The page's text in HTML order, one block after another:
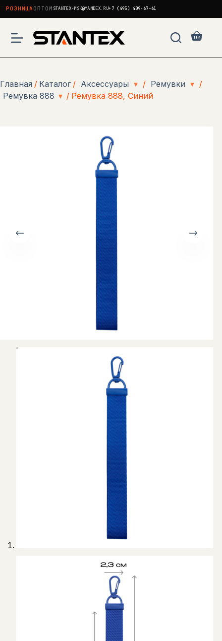
РОЗНИЦА ОПТОМ STANTEX-MSK@YANDEX.RU+7 (495) 409-67-61
сути
Главная / Каталог / Аксессуары ▾ / Ремувки ▾ /
Ремувка 888 ▾ / Ремувка 888, Синий